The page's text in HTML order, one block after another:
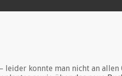
leider konnte man nicht an allen